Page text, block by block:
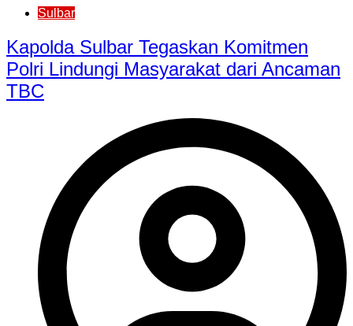
Sulbar
Kapolda Sulbar Tegaskan Komitmen
Polri Lindungi Masyarakat dari Ancaman
TBC